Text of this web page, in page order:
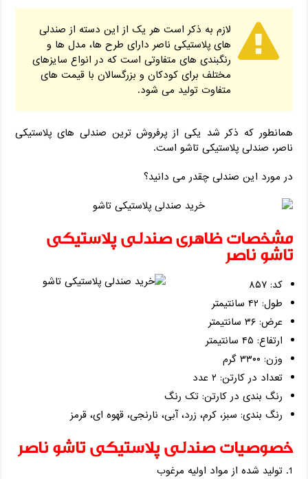
لازم به ذکر است هر یک از این دسته از صندلی
های پلاستیکی ناصر دارای طرح ها، مدل ها و
رنگبندی های متفاوتی است که در انواع سایزهای
مختلف برای کودکان و بزرگسالان با قیمت های
متفاوت تولید می شود.
همانطور که ذکر شد یکی از پرفروش ترین صندلی های پلاستیکی
ناصر، صندلی پلاستیکی تاشو است.
در مورد این صندلی چقدر می دانید؟
مشخصات ظاهری صندلی پلاستیکی
تاشو ناصر
کد: ۸۵۷
طول: ۴۲ سانتیمتر
عرض: ۳۶ سانتیمتر
ارتفاع: ۴۵ سانتیمتر
وزن: ۳۳۰۰ گرم
تعداد در کارتن: ۲ عدد
رنگ بندی در کارتن: تک رنگ
رنگ بندی: سبز، کرم، زرد، آبی، نارنجی، قهوه ای، قرمز
خصوصیات صندلی پلاستیکی تاشو ناصر
تولید شده از مواد اولیه مرغوب